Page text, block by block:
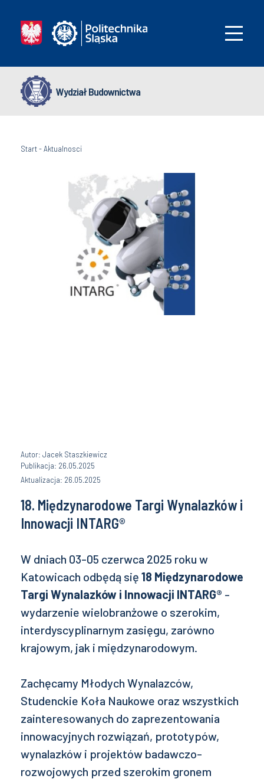
Wydział Budownictwa
Start-Aktualnosci
Autor: Jacek Staszkiewicz
Publikacja: 26.05.2025
Aktualizacja: 26.05.2025
18. Międzynarodowe Targi Wynalazków i
Innowacji INTARG®
W dniach 03-05 czerwca 2025 roku w
Katowicach odbędą się 18 Międzynarodowe
Targi Wynalazków i Innowacji INTARG® -
wydarzenie wielobranżowe o szerokim,
interdyscyplinarnym zasięgu, zarówno
krajowym, jak i międzynarodowym.
Zachęcamy Młodych Wynalazców,
Studenckie Koła Naukowe oraz wszystkich
zainteresowanych do zaprezentowania
innowacyjnych rozwiązań, prototypów,
wynalazków i projektów badawczo-
rozwojowych przed szerokim gronem